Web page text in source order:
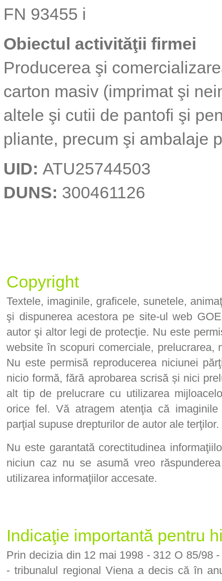
FN 93455 i
Obiectul activităţii firmei
Producerea şi
carton masiv (imprimat şi
altele şi cutii de pantofi şi
pliante, precum şi ambalaje
UID: ATU25744503
DUNS: 300461126
Copyright
Textele, imaginile, graficele, sunetele,
şi dispunerea acestora pe site-ul web
autor şi altor legi de protecţie. Nu este
website în scopuri comerciale, prelucrarea,
Nu este permisă reproducerea niciunei
nicio formă, fără aprobarea scrisă și nici
alt tip de prelucrare cu utilizarea
orice fel. Vă atragem atenţia că
parţial supuse drepturilor de autor ale terţilor.
Nu este garantată corectitudinea
niciun caz nu se asumă vreo
utilizarea informaţiilor accesate.
Indicaţie importantă pentru
Prin decizia din 12 mai 1998 - 312 O 85/98
- tribunalul regional Viena a decis că în